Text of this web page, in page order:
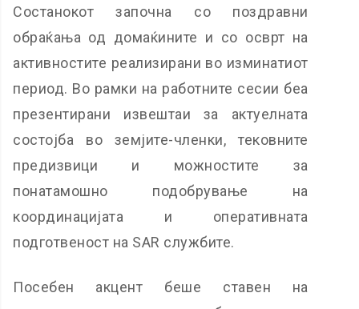
Состанокот започна со поздравни
обраќања од домаќините и со осврт на
активностите реализирани во изминатиот
период. Во рамки на работните сесии беа
презентирани извештаи за актуелната
состојба во земјите-членки, тековните
предизвици и можностите за
понатамошно подобрување на
координацијата и оперативната
подготвеност на SAR службите.
Посебен акцент беше ставен на